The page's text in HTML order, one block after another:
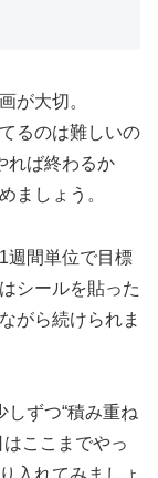
が大切。
るのは難しいの
れば終わるか
ましょう。
週間単位で目標
シールを貼った
がら続けられま
ずつ“積み重ね
ここまでやっ